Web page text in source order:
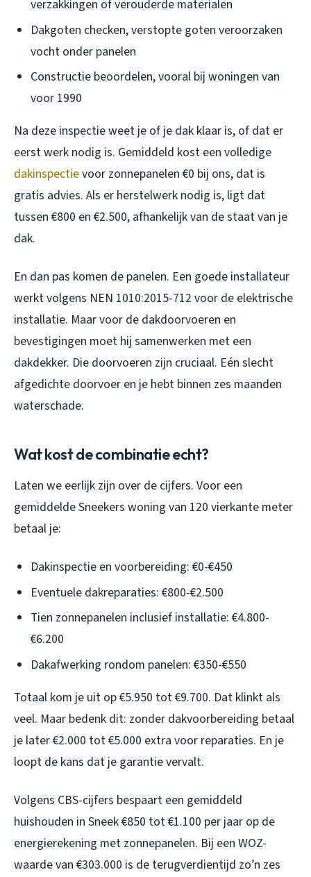
verzakkingen of verouderde materialen
Dakgoten checken, verstopte goten veroorzaken
vocht onder panelen
Constructie beoordelen, vooral bij woningen van
voor 1990
Na deze inspectie weet je of je dak klaar is, of dat er
eerst werk nodig is. Gemiddeld kost een volledige
dakinspectievoor zonnepanelen €0 bij ons, dat is
gratis advies. Als er herstelwerk nodig is, ligt dat
tussen €800 en €2.500, afhankelijk van de staat van je
dak.
En dan pas komen de panelen. Een goede installateur
werkt volgens NEN 1010:2015-712 voor de elektrische
installatie. Maar voor de dakdoorvoeren en
bevestigingen moet hij samenwerken met een
dakdekker. Die doorvoeren zijn cruciaal. Eén slecht
afgedichte doorvoer en je hebt binnen zes maanden
waterschade.
Wat kost de combinatie echt?
Laten we eerlijk zijn over de cijfers. Voor een
gemiddelde Sneekers woning van 120 vierkante meter
betaal je:
Dakinspectie en voorbereiding: €0-€450
Eventuele dakreparaties: €800-€2.500
Tien zonnepanelen inclusief installatie: €4.800-
€6.200
Dakafwerking rondom panelen: €350-€550
Totaal kom je uit op €5.950 tot €9.700. Dat klinkt als
veel. Maar bedenk dit: zonder dakvoorbereiding betaal
je later €2.000 tot €5.000 extra voor reparaties. En je
loopt de kans dat je garantie vervalt.
Volgens CBS-cijfers bespaart een gemiddeld
huishouden in Sneek €850 tot €1.100 per jaar op de
energierekening met zonnepanelen. Bij een WOZ-
waarde van €303.000 is de terugverdientijd zo’n zes